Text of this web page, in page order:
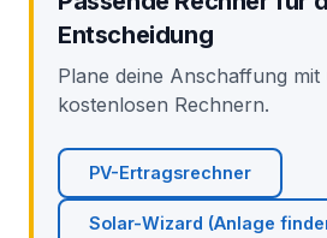
Entscheidung
Plane deine Anschaffung mit
kostenlosen Rechnern.
PV-Ertragsrechner
Solar-Wizard (Anlage